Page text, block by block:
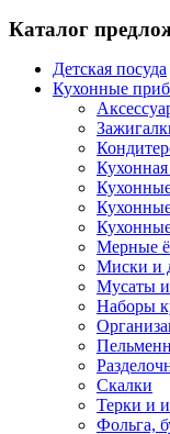
Каталог
Детская посуда
Кухонные
Кухонная
Мерные
Миски и
Мусаты
Наборы
Скалки
Терки и
Фольга,